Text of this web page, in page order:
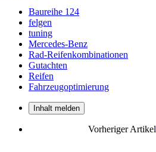
Baureihe 124
felgen
tuning
Mercedes-Benz
Rad-Reifenkombinationen
Gutachten
Reifen
Fahrzeugoptimierung
Inhalt melden
Vorheriger Artikel